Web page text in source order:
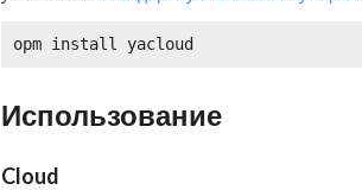
Использование
Cloud